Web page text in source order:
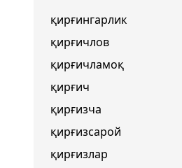
қирғингарлик
қирғичлов
қирғичламоқ
қирғич
қирғизча
қирғизсарой
қирғизлар